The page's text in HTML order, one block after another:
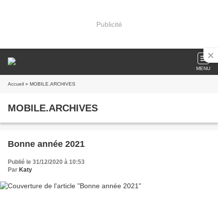
Publicité
MENU
Accueil » MOBILE.ARCHIVES
MOBILE.ARCHIVES
Bonne année 2021
Publié le 31/12/2020 à 10:53
Par Katy